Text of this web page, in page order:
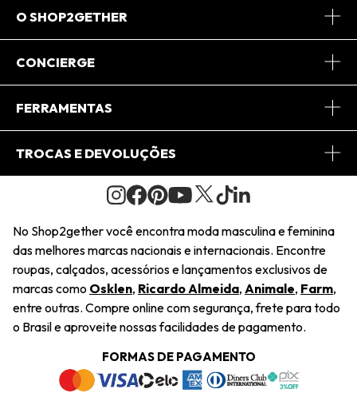
O SHOP2GETHER
Sobre Nós
Journal
Saiu na Mídia
Sustentabilidade
Navegando
Termos e Condições
CONCIERGE
Central de Relacionamento
Regulamento e Promoções
FERRAMENTAS
Minha Conta
Pedido de Presente
Wishlist
TROCAS E DEVOLUÇÕES
Condições Gerais
Troca Fácil
Restituição de Pagamento
Dúvidas Frequentes
Termos e Condições
Política de Privacidade
No Shop2gether você encontra moda masculina e feminina
das melhores marcas nacionais e internacionais. Encontre
roupas, calçados, acessórios e lançamentos exclusivos de
marcas como Osklen, Ricardo Almeida, Animale, Farm,
entre outras. Compre online com segurança, frete para todo
o Brasil e aproveite nossas facilidades de pagamento.
FORMAS DE PAGAMENTO